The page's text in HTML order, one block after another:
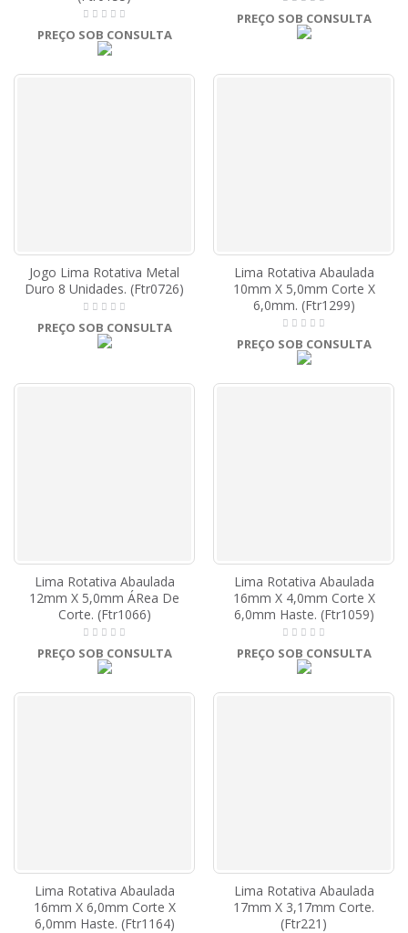
PREÇO SOB CONSULTA
PREÇO SOB CONSULTA
Jogo Lima Rotativa Metal
Duro 8 Unidades. (Ftr0726)
PREÇO SOB CONSULTA
Lima Rotativa Abaulada
10mm X 5,0mm Corte X
6,0mm. (Ftr1299)
PREÇO SOB CONSULTA
Lima Rotativa Abaulada
12mm X 5,0mm ÁRea De
Corte. (Ftr1066)
PREÇO SOB CONSULTA
Lima Rotativa Abaulada
16mm X 4,0mm Corte X
6,0mm Haste. (Ftr1059)
PREÇO SOB CONSULTA
Lima Rotativa Abaulada
16mm X 6,0mm Corte X
6,0mm Haste. (Ftr1164)
Lima Rotativa Abaulada
17mm X 3,17mm Corte.
(Ftr221)